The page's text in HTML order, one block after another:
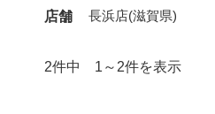
店舗 長浜店(滋賀県)
2件中 1～2件を表示